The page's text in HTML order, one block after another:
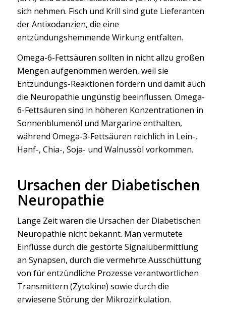
sich nehmen. Fisch und Krill sind gute Lieferanten
der Antixodanzien, die eine
entzündungshemmende Wirkung entfalten.
Omega-6-Fettsäuren sollten in nicht allzu großen
Mengen aufgenommen werden, weil sie
Entzündungs-Reaktionen fördern und damit auch
die Neuropathie ungünstig beeinflussen. Omega-
6-Fettsäuren sind in höheren Konzentrationen in
Sonnenblumenöl und Margarine enthalten,
während Omega-3-Fettsäuren reichlich in Lein-,
Hanf-, Chia-, Soja- und Walnussöl vorkommen.
Ursachen der Diabetischen
Neuropathie
Lange Zeit waren die Ursachen der Diabetischen
Neuropathie nicht bekannt. Man vermutete
Einflüsse durch die gestörte Signalübermittlung
an Synapsen, durch die vermehrte Ausschüttung
von für entzündliche Prozesse verantwortlichen
Transmittern (Zytokine) sowie durch die
erwiesene Störung der Mikrozirkulation.